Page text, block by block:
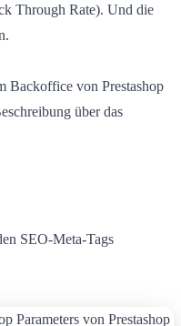
Through Rate). Und die
Backoffice von Prestashop
über das
SEO-Meta-Tags